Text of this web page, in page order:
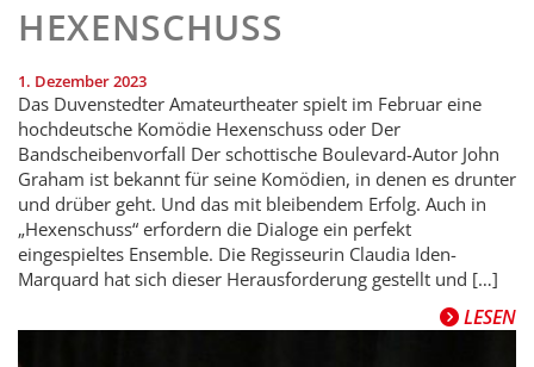
HEXENSCHUSS
1. Dezember 2023
Das Duvenstedter Amateurtheater spielt im Februar eine
hochdeutsche Komödie Hexenschuss oder Der
Bandscheibenvorfall Der schottische Boulevard-Autor John
Graham ist bekannt für seine Komödien, in denen es drunter
und drüber geht. Und das mit bleibendem Erfolg. Auch in
„Hexenschuss“ erfordern die Dialoge ein perfekt
eingespieltes Ensemble. Die Regisseurin Claudia Iden-
Marquard hat sich dieser Herausforderung gestellt und […]
LESEN